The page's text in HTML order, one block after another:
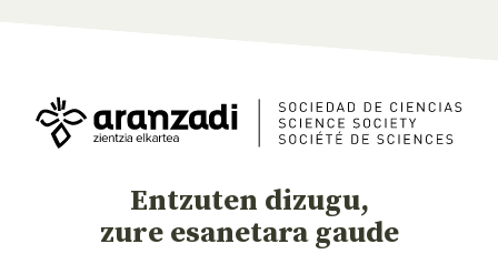
Entzuten dizugu,
zure esanetara gaude